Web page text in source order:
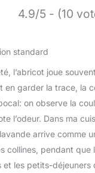
4.9/5 - (10
l’abricot joue
en garder la trace, la
on observe la
l’odeur. Dans ma
arrive comme
collines, pendant que
et les petits-déjeuners